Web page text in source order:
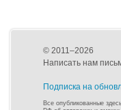
© 2011–2026
Написать нам
Подписка на
Все опубликованные